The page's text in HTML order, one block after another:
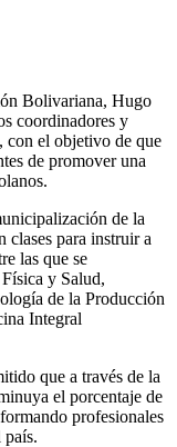
Bolivariana, Hugo
coordinadores y
con el objetivo de que
de promover una
de la
clases para instruir a
las que se
y Salud,
de la Producción
Integral
que a través de la
el porcentaje de
profesionales
país.